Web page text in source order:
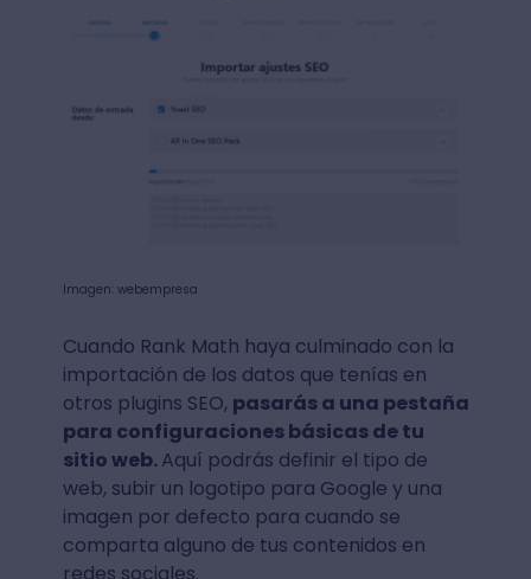
Imagen: webempresa
Cuando Rank Math haya culminado con la
importación de los datos que tenías en
otros plugins SEO, pasarás a una pestaña
para configuraciones básicas de tu
sitio web.Aquí podrás definir el tipo de
web, subir un logotipo para Google y una
imagen por defecto para cuando se
comparta alguno de tus contenidos en
redes sociales.